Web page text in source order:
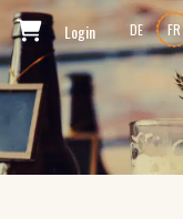
Login DE FR